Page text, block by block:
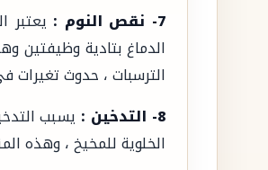
7- نقص النوم :
يعتبر
الدماغ بتادية وظيفتين
الترسبات ، حدوث تغيرات
8- التدخين :
يسبب
الخلوية للمخيخ ، وهذه